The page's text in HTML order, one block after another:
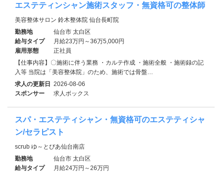
エステティンシャン施術スタッフ・無資格可の整体師
美容整体サロン 鈴木整体院 仙台長町院
勤務地
仙台市 太白区
給与タイプ
月給23万円～36万5,000円
雇用形態
正社員
【仕事内容】〇施術に伴う業務 ・カルテ作成 ・施術全般 ・施術録の記
入等 当院は「美容整体院」のため、施術では骨盤…
求人の更新日 2026-08-06
スポンサー
求人ボックス
スパ・エステティシャン・無資格可のエステティシャ
ン/セラピスト
scrub ゆ～とぴあ仙台南店
勤務地
仙台市 太白区
給与タイプ
月給24万円～26万円